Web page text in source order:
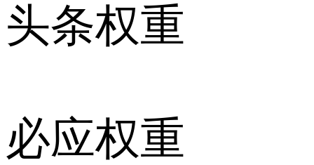
头条权重
必应权重